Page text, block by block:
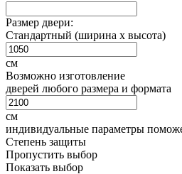
Размер двери:
Стандартный (ширина х высота)
см
Возможно изготовление
дверей любого размера и формата
см
индивидуальные параметры
Степень защиты
Пропустить выбор
Показать выбор